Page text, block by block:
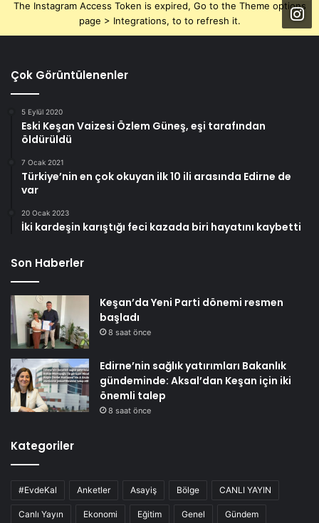
The Instagram Access Token is expired, Go to the Theme options
page > Integrations, to to refresh it.
Çok Görüntülenenler
5 Eylül 2020
Eski Keşan Vaizesi Özlem Güneş, eşi tarafından
öldürüldü
7 Ocak 2021
Türkiye’nin en çok okuyan ilk 10 ili arasında Edirne de
var
20 Ocak 2023
İki kardeşin karıştığı feci kazada biri hayatını kaybetti
Son Haberler
Keşan’da Yeni Parti dönemi resmen
başladı
8 saat önce
Edirne’nin sağlık yatırımları Bakanlık
gündeminde: Aksal’dan Keşan için iki
önemli talep
8 saat önce
Kategoriler
#EvdeKal Anketler Asayiş Bölge CANLI YAYIN
Canlı Yayın Ekonomi Eğitim Genel Gündem